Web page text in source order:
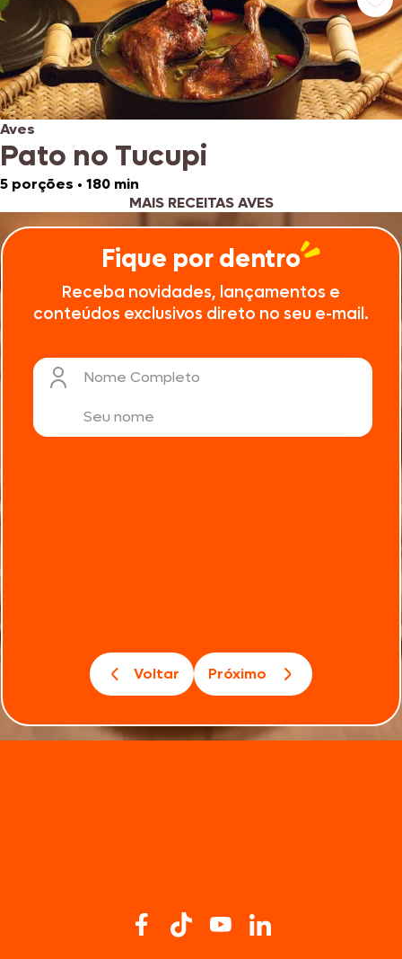
Aves
Pato no Tucupi
5 porções • 180 min
MAIS RECEITAS AVES
Fique por dentro
Receba novidades, lançamentos e
conteúdos exclusivos direto no seu e-mail.
Nome Completo
Voltar Próximo